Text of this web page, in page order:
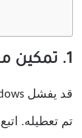
1. تمكين محول الشبكة
تم تعطيله.